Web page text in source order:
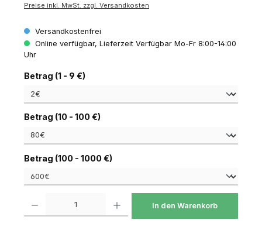
Preise inkl. MwSt. zzgl. Versandkosten
Versandkostenfrei
Online verfügbar, Lieferzeit Verfügbar Mo-Fr 8:00-14:00
Uhr
Betrag (1 - 9 €)auswählen
Betrag (10 - 100 €)auswählen
Betrag (100 - 1000 €)auswählen
In den Warenkorb